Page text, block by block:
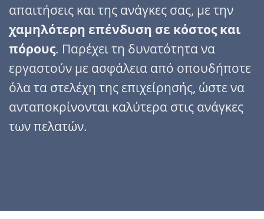
απαιτήσεις και της ανάγκες σας, με την
χαμηλότερη επένδυση σε κόστος και
πόρους. Παρέχει τη δυνατότητα να
εργαστούν με ασφάλεια από οπουδήποτε
όλα τα στελέχη της επιχείρησής, ώστε να
ανταποκρίνονται καλύτερα στις ανάγκες
των πελατών.